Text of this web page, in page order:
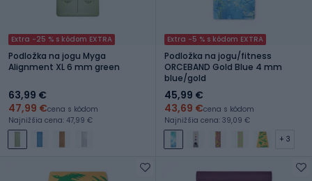
Extra -25 % s kódom EXTRA
Podložka na jogu Myga
Alignment XL 6 mm green
63,99 €
47,99 €cena s kódom
Najnižšia cena: 47,99 €
Extra -5 % s kódom EXTRA
Podložka na jogu/fitness
ORCEBAND Gold Blue 4 mm
blue/gold
45,99 €
43,69 €cena s kódom
Najnižšia cena: 39,09 €
+ 3